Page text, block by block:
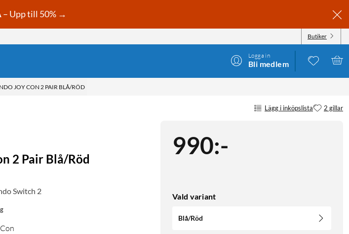
– Upp till 50% →
Butiker
Logga in
Bli medlem
JOY CON 2 PAIR BLÅ/RÖD
Lägg i inköpslista 2 gillar
990:-
Vald variant
Blå/Röd
2 Pair Blå/Röd
Switch 2